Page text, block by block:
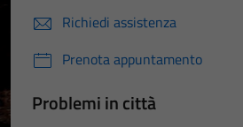
Richiedi assistenza
Prenota appuntamento
Problemi in città